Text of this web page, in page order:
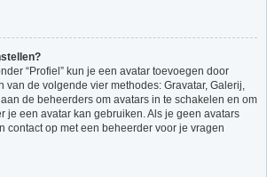
“Profiel” kun je een avatar toevoegen door
van de volgende vier methodes: Gravatar, Galerij,
de beheerders om avatars in te schakelen en om
je een avatar kan gebruiken. Als je geen avatars
contact op met een beheerder voor je vragen